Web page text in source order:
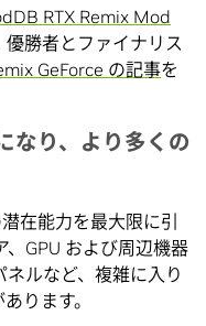
RTX Remix Mod
勝者とファイナリス
GeForce の記事を
なり、より多くの
在能力を最大限に引
GPU および周辺機器
ルなど、複雑に入り
ります。